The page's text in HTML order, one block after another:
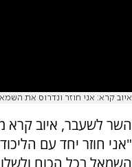
איוב קרא: אני חוזר ונדרוס את
"אני חוזר יחד עם